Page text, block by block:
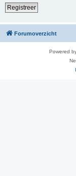
Registreer
Forumoverzicht
Powered